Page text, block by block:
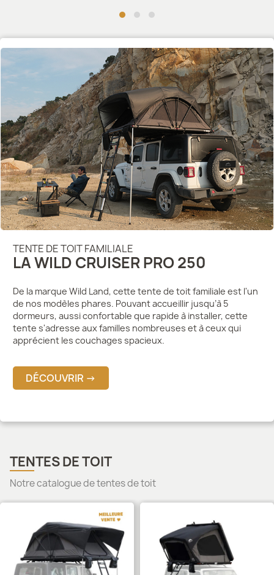
TENTE DE TOIT FAMILIALE
LA WILD CRUISER PRO 250
De la marque Wild Land, cette tente de toit familiale est l'un
de nos modèles phares. Pouvant accueillir jusqu’à 5
dormeurs, aussi confortable que rapide à installer, cette
tente s'adresse aux familles nombreuses et à ceux qui
apprécient les couchages spacieux.
DÉCOUVRIR →
TENTES DE TOIT
Notre catalogue de tentes de toit